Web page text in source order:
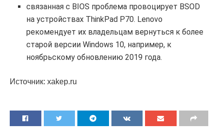
связанная с BIOS проблема провоцирует BSOD
на устройствах ThinkPad P70. Lenovo
рекомендует их владельцам вернуться к более
старой версии Windows 10, например, к
ноябрьскому обновлению 2019 года.
Источник: xakep.ru